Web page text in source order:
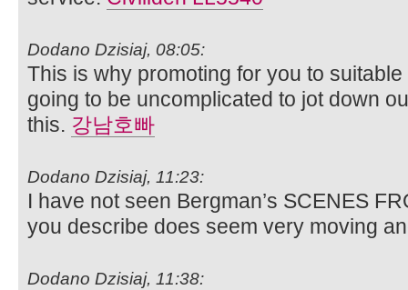
Dodano Dzisiaj, 08:05:
This is why promoting for you to
going to be uncomplicated to jot down
this. 강남호빠
Dodano Dzisiaj, 11:23:
I have not seen Bergman’s SCENES
you describe does seem very moving
Dodano Dzisiaj, 11:38: